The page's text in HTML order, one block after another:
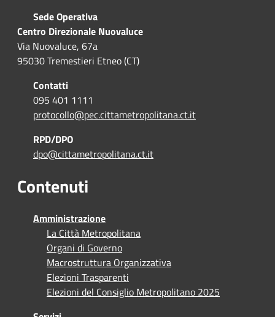
Sede Operativa
Centro Direzionale Nuovaluce
Via Nuovaluce, 67a
95030 Tremestieri Etneo (CT)
Contatti
095 401 1111
protocollo@pec.cittametropolitana.ct.it
RPD/DPO
dpo@cittametropolitana.ct.it
Contenuti
Amministrazione
La Città Metropolitana
Organi di Governo
Macrostruttura Organizzativa
Elezioni Trasparenti
Elezioni del Consiglio Metropolitano 2025